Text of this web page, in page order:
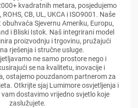
kvadratnih metara, posjedujemo
CB, UL, UKCA i ISO9001. Naše
Sjevernu Ameriku, Europu,
i Bliski Istok. Naš integrirani model
proizvodnju i trgovinu, pružajući
rješenja i stručne usluge.
ne samo prostore nego i
se na kvalitetu, inovacije i
ostajemo pouzdanom partnerom za
Otkrijte sjaj Lumimore osvjetljenja i
dostavimo vrijedno svjetlo koje
zaslužujete.